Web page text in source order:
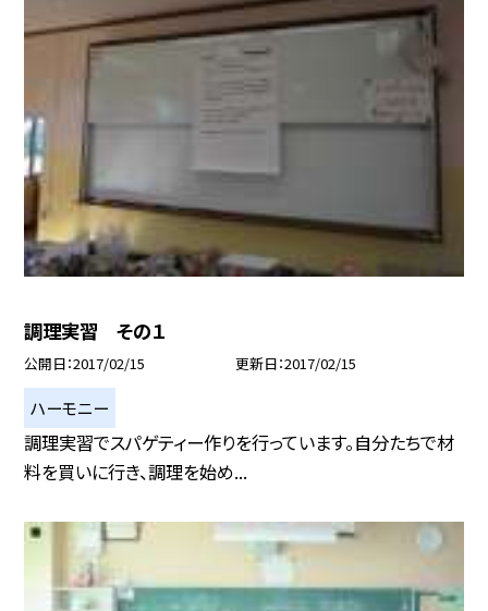
調理実習 その１
公開日 2017/02/15 更新日 2017/02/15
ハーモニー
調理実習でスパゲティー作りを行っています。自分たちで材
料を買いに行き、調理を始め...